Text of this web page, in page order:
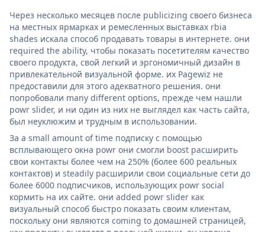
Через несколько месяцев после publicizing своего бизнеса
на местных ярмарках и ремесленных выставках rbia
shades искала способ продавать товары в интернете. они
required the ability, чтобы показать посетителям качество
своего продукта, свой легкий и эргономичный дизайн в
привлекательной визуальной форме. их Pagewiz не
предоставили для этого адекватного решения. они
попробовали many different options, прежде чем нашли
powr slider, и ни один из них не выглядел как часть сайта,
был неуклюжим и трудным в использовании.
За a small amount of time подписку с помощью
всплывающего окна powr они смогли boost расширить
свои контакты более чем на 250% (более 600 реальных
контактов) и steadily расширили свои социальные сети до
более 6000 подписчиков, использующих powr social
кормить на их сайте. они added powr slider как
визуальный способ быстро показать своим клиентам,
поскольку они являются coming to домашней страницей,